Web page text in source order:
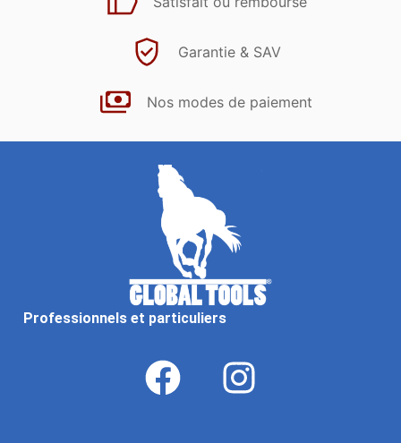
Garantie & SAV
Nos modes de paiement
Professionnels et particuliers